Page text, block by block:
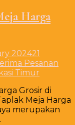
Harga
202421
Pesanan
Timur
Grosir di
Meja Harga
merupakan